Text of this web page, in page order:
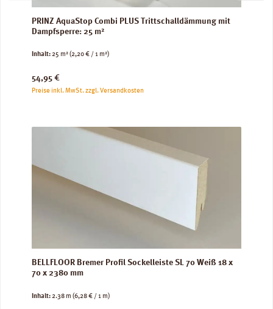
PRINZ AquaStop Combi PLUS Trittschalldämmung mit
Dampfsperre: 25 m²
Inhalt:25 m²(2,20 € / 1 m²)
Regulärer Preis:
54,95 €
Preise inkl. MwSt. zzgl. Versandkosten
BELLFLOOR Bremer Profil Sockelleiste SL 70 Weiß 18 x
70 x 2380 mm
Inhalt:2.38 m (6,28 € / 1 m)